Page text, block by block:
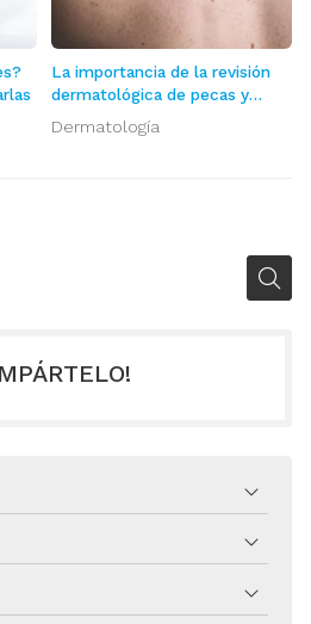
La importancia de la revisión
dermatológica de pecas y
Dermatología